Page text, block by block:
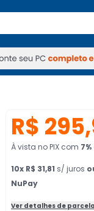
Periféricos TV
TV Venda no
R$
À vista no PIX com 7
10x R$ 31,81 s/ juros
NuPay
Ver detalhes de